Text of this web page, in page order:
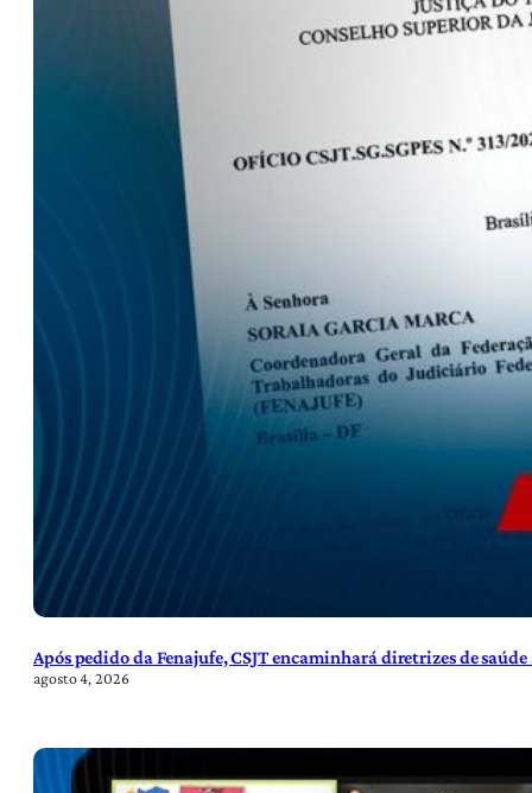
Após pedido da Fenajufe, CSJT encaminhará diretrizes de
agosto 4, 2026